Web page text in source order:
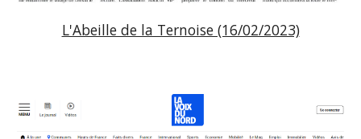
L'Abeille de la Ternoise (16/02/2023)